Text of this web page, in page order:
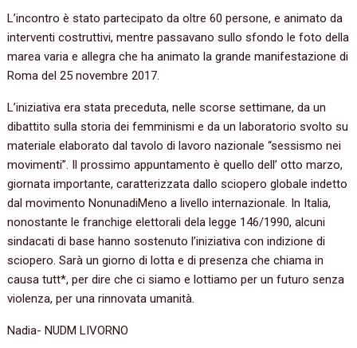
L’incontro è stato partecipato da oltre 60 persone, e animato da
interventi costruttivi, mentre passavano sullo sfondo le foto della
marea varia e allegra che ha animato la grande manifestazione di
Roma del 25 novembre 2017.
L’iniziativa era stata preceduta, nelle scorse settimane, da un
dibattito sulla storia dei femminismi e da un laboratorio svolto su
materiale elaborato dal tavolo di lavoro nazionale “sessismo nei
movimenti”. Il prossimo appuntamento è quello dell’ otto marzo,
giornata importante, caratterizzata dallo sciopero globale indetto
dal movimento NonunadiMeno a livello internazionale. In Italia,
nonostante le franchige elettorali dela legge 146/1990, alcuni
sindacati di base hanno sostenuto l’iniziativa con indizione di
sciopero. Sarà un giorno di lotta e di presenza che chiama in
causa tutt*, per dire che ci siamo e lottiamo per un futuro senza
violenza, per una rinnovata umanità.
Nadia- NUDM LIVORNO